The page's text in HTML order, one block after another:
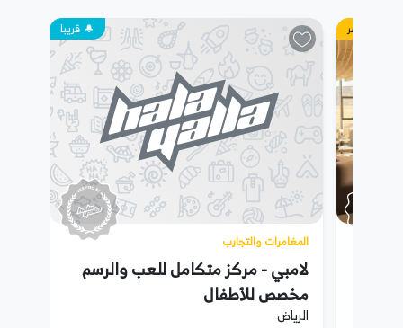
حجز مباشر قريبا
المغامرات والتجارب
لامبي - مركز متكامل للعب والرسم
مخصص للأطفال
الرياض